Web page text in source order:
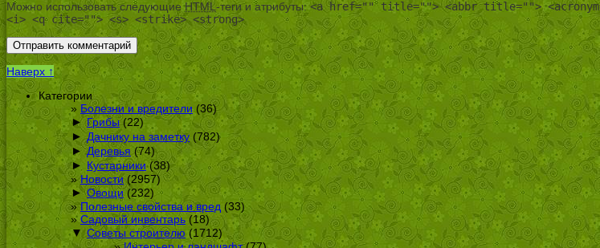
Можно использовать следующиеHTML-теги и атрибуты:<a href="" title=""> <abbr title=""> <acronym
<i> <q cite=""> <s> <strike> <strong>
Наверх ↑
Категории
Болезни и вредители (36)
► Грибы(22)
► Дачнику на заметку (782)
► Деревья (74)
► Кустарники(38)
Новости(2957)
► Овощи(232)
Полезные свойства и вред (33)
Садовый инвентарь (18)
▼ Советы строителю (1712)